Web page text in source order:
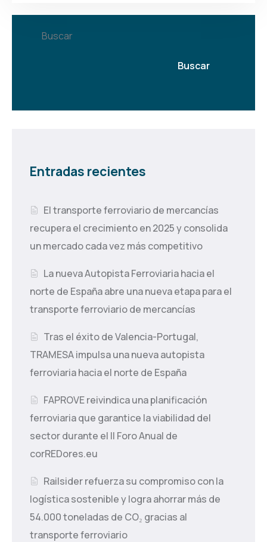
Buscar
Buscar
Entradas recientes
El transporte ferroviario de mercancías
recupera el crecimiento en 2025 y consolida
un mercado cada vez más competitivo
La nueva Autopista Ferroviaria hacia el
norte de España abre una nueva etapa para el
transporte ferroviario de mercancías
Tras el éxito de Valencia-Portugal,
TRAMESA impulsa una nueva autopista
ferroviaria hacia el norte de España
FAPROVE reivindica una planificación
ferroviaria que garantice la viabilidad del
sector durante el II Foro Anual de
corREDores.eu
Railsider refuerza su compromiso con la
logística sostenible y logra ahorrar más de
54.000 toneladas de CO₂ gracias al
transporte ferroviario